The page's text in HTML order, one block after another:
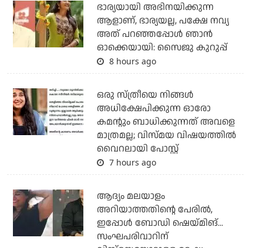
ഭാര്യയായി അഭിനയിക്കുന്ന
ആളാണ്, ഭാര്യയല്ല, പക്ഷേ നവ്യ
അത് പറഞ്ഞപ്പോള്‍ ഞാന്‍
ഓക്കെയായി: സൈജു കുറുപ്പ്
8 hours ago
ഒരു സ്ത്രീയെ നിങ്ങള്‍
അധിക്ഷേപിക്കുന്ന ഓരോ
കമന്റും ബാധിക്കുന്നത് അവളെ
മാത്രമല്ല; വിസ്മയ വിഷയത്തില്‍
വൈറലായി പോസ്റ്റ്
7 hours ago
ആദ്യം മലയാളം
അറിയാത്തതിന്റെ പേരില്‍,
ഇപ്പോള്‍ ബോഡി ഷെയ്മിങ്...
സംഘപരിവാറിന്